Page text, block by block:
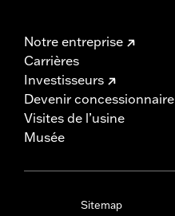
Notre entreprise
Carrières
Investisseurs
Devenir concessionnaire
Visites de l’usine
Musée
Sitemap